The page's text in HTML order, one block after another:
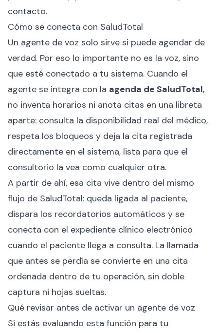
contacto.
Cómo se conecta con SaludTotal
Un agente de voz solo sirve si puede agendar de
verdad. Por eso lo importante no es la voz, sino
que esté conectado a tu sistema. Cuando el
agente se integra con la agenda de SaludTotal,
no inventa horarios ni anota citas en una libreta
aparte: consulta la disponibilidad real del médico,
respeta los bloqueos y deja la cita registrada
directamente en el sistema, lista para que el
consultorio la vea como cualquier otra.
A partir de ahí, esa cita vive dentro del mismo
flujo de SaludTotal: queda ligada al paciente,
dispara los recordatorios automáticos y se
conecta con el expediente clínico electrónico
cuando el paciente llega a consulta. La llamada
que antes se perdía se convierte en una cita
ordenada dentro de tu operación, sin doble
captura ni hojas sueltas.
Qué revisar antes de activar un agente de voz
Si estás evaluando esta función para tu